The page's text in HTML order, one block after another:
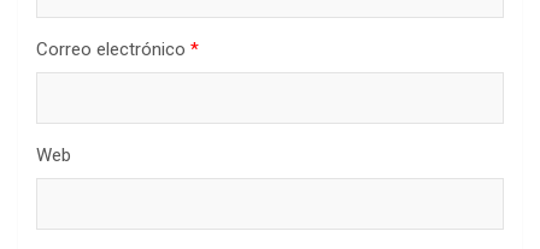
Correo electrónico *
Web